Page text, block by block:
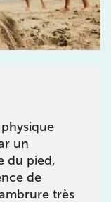
un
du pied,
de
très
Augeren
dans votre
le plus proche